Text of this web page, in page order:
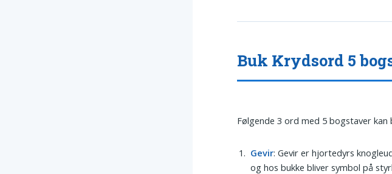
Buk Krydsord 5
Følgende 3 ord med 5 bogstaver
Gevir: Gevir er hjortedyrs
og hos bukke bliver symbol på